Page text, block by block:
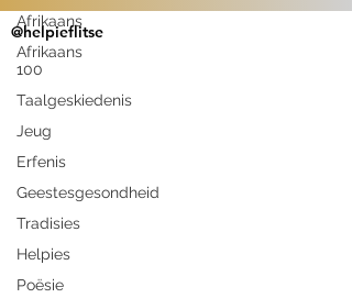
Afrikaans
Afrikaans
100
Taalgeskiedenis
Jeug
Erfenis
Geestesgesondheid
Tradisies
Helpies
Poësie
@helpieflitse